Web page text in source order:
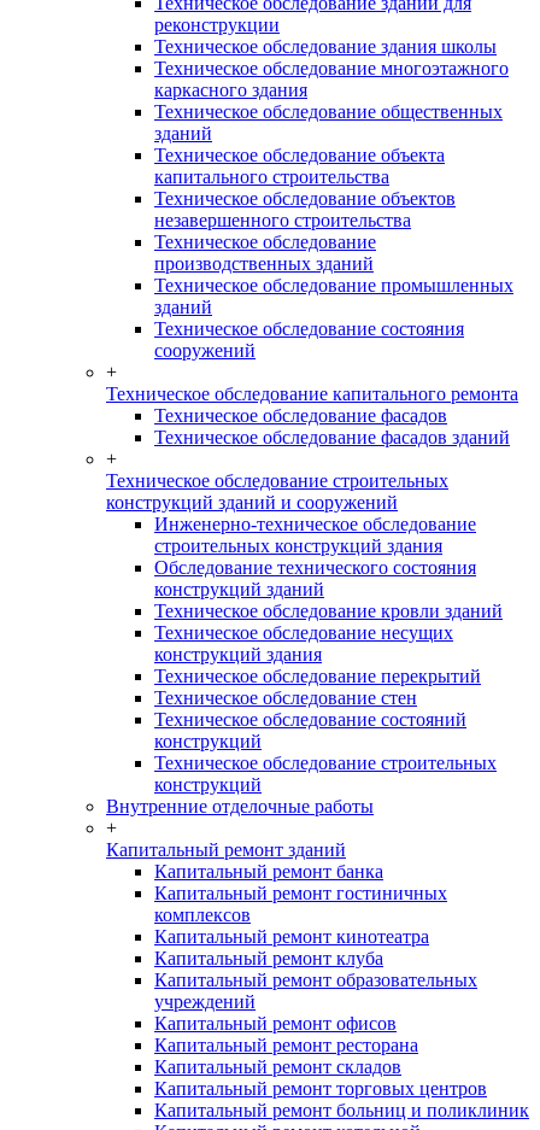
реконструкции
Техническое обследование здания школы
Техническое обследование многоэтажного
каркасного здания
Техническое обследование общественных
зданий
Техническое обследование объекта
капитального строительства
Техническое обследование объектов
незавершенного строительства
Техническое обследование
производственных зданий
Техническое обследование промышленных
зданий
Техническое обследование состояния
сооружений
+
Техническое обследование капитального ремонта
Техническое обследование фасадов
Техническое обследование фасадов зданий
+
Техническое обследование строительных
конструкций зданий и сооружений
Инженерно-техническое обследование
строительных конструкций здания
Обследование технического состояния
конструкций зданий
Техническое обследование кровли зданий
Техническое обследование несущих
конструкций здания
Техническое обследование перекрытий
Техническое обследование стен
Техническое обследование состояний
конструкций
Техническое обследование строительных
конструкций
Внутренние отделочные работы
+
Капитальный ремонт зданий
Капитальный ремонт банка
Капитальный ремонт гостиничных
комплексов
Капитальный ремонт кинотеатра
Капитальный ремонт клуба
Капитальный ремонт образовательных
учреждений
Капитальный ремонт офисов
Капитальный ремонт ресторана
Капитальный ремонт складов
Капитальный ремонт торговых центров
Капитальный ремонт больниц и поликлиник